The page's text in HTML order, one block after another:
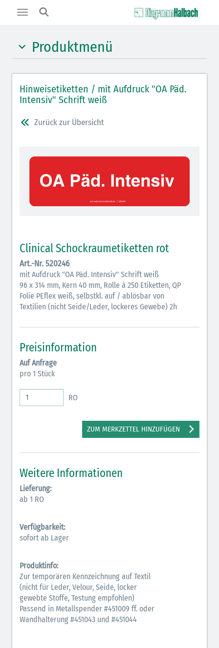
Toggle
Produktmenü
Schockraumetiketten 55 x 210 mm
Wand-/Tischspender / Zubehör
Hinweisetiketten / mit Aufdruck "OA Päd.
Intensiv" Schrift weiß
Zurück zur Übersicht
Clinical Schockraumetiketten rot
Art.-Nr. 520246
mit Aufdruck "OA Päd. Intensiv" Schrift weiß
96 x 314 mm, Kern 40 mm, Rolle à 250 Etiketten, QP
Folie PEflex weiß, selbstkl. auf / ablösbar von
Textilien (nicht Seide/Leder, lockeres Gewebe) 2h
Preisinformation
Auf Anfrage
pro 1 Stück
RO
ZUM MERKZETTEL HINZUFÜGEN
Weitere Informationen
Lieferung:
ab 1 RO
Verfügbarkeit:
sofort ab Lager
Produktinfo:
Zur temporären Kennzeichnung auf Textil
(nicht für Leder, Velour, Seide, locker
gewebte Stoffe, Testung empfohlen)
Passend in Metallspender #451009 ff. oder
Wandhalterung #451043 und #451044